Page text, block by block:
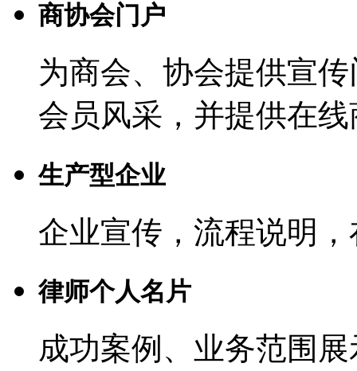
商协会门户
为商会、协会提供宣
会员风采，并提供在
生产型企业
企业宣传，流程说明
律师个人名片
成功案例、业务范围展